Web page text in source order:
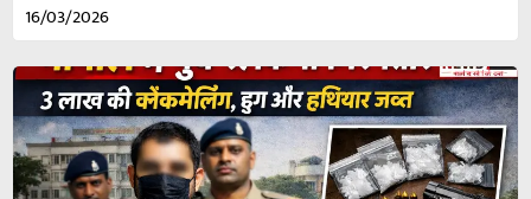
16/03/2026